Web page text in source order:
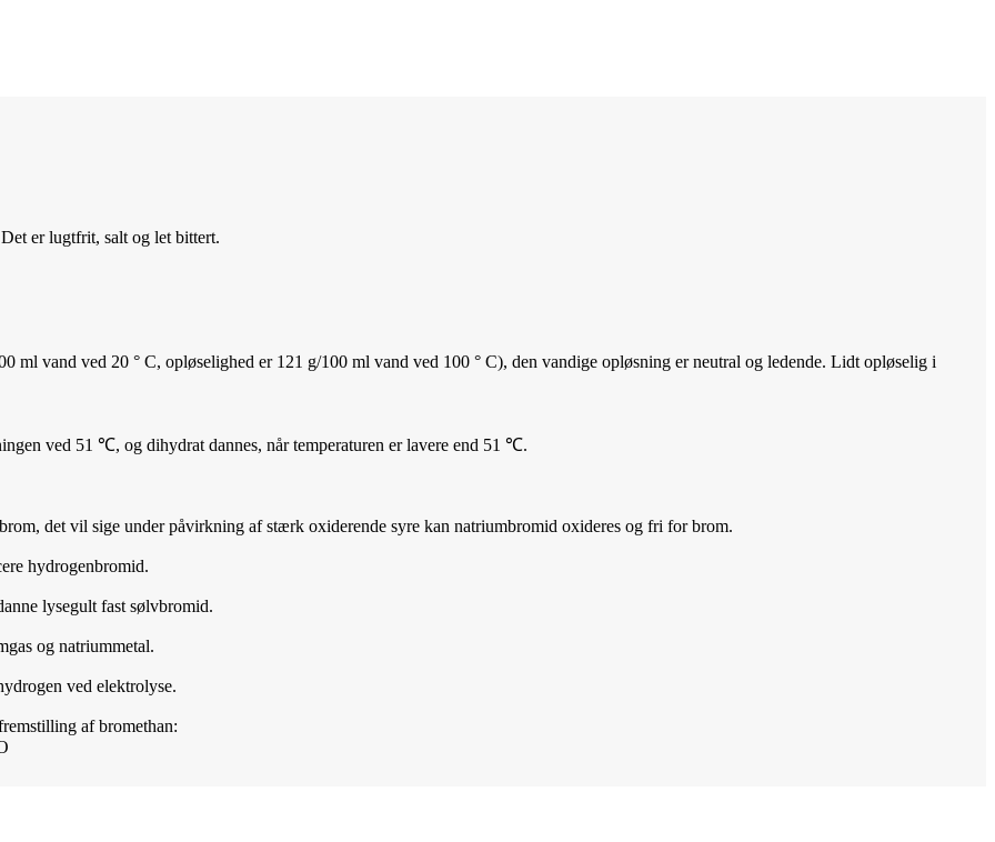
er lugtfrit, salt og let bittert.
ml vand ved 20 ° C, opløselighed er 121 g/100 ml vand ved 100 ° C), den vandige opløsning er neutral og ledende. Lidt opløselig i
ved 51 ℃, og dihydrat dannes, når temperaturen er lavere end 51 ℃.
det vil sige under påvirkning af stærk oxiderende syre kan natriumbromid oxideres og fri for brom.
hydrogenbromid.
lysegult fast sølvbromid.
og natriummetal.
ved elektrolyse.
af bromethan: